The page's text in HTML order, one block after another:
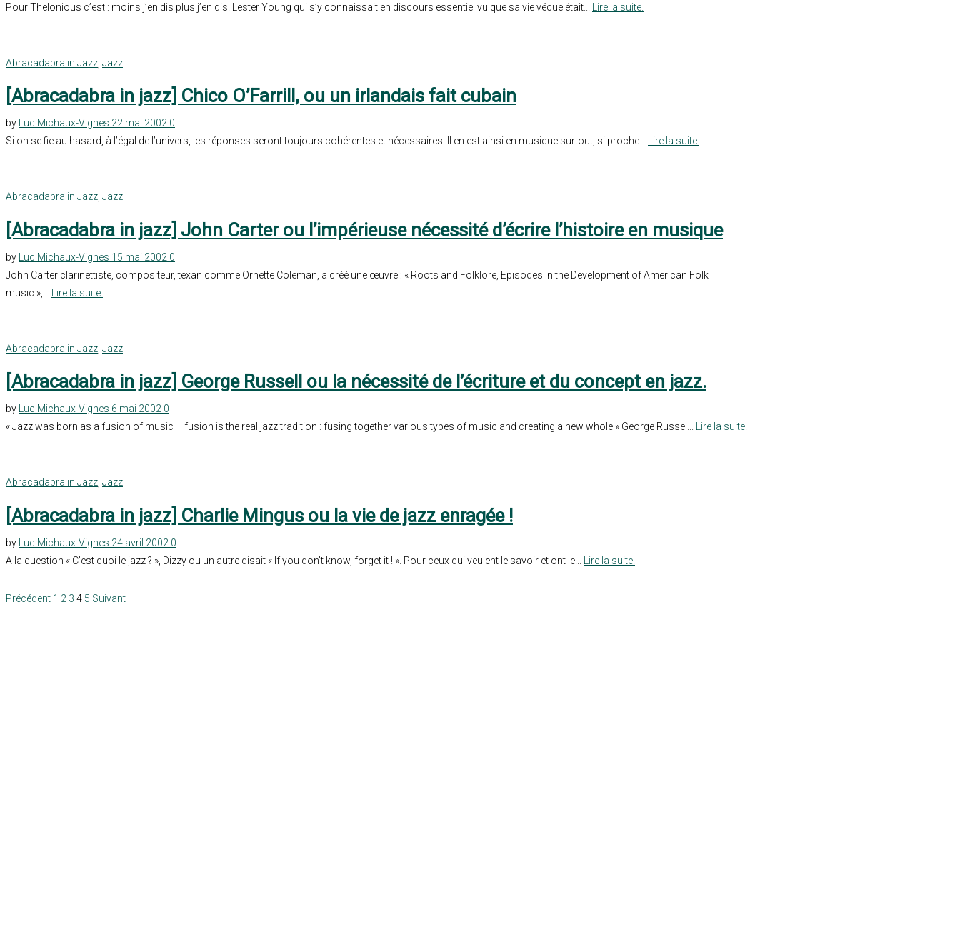
Pour Thelonious c’est : moins j’en dis plus j’en dis. Lester Young qui s’y connaissait en discours essentiel vu que sa vie vécue était...
Lire la suite.
Abracadabra in Jazz Jazz
[Abracadabra in jazz] Chico O’Farrill, ou un irlandais fait cubain
by Luc Michaux-Vignes 22 mai 2002 0
Si on se fie au hasard, à l’égal de l’univers, les réponses seront toujours cohérentes et nécessaires. Il en est ainsi en musique surtout, si proche... Lire la suite.
Abracadabra in Jazz, Jazz
[Abracadabra in jazz] John Carter ou l’impérieuse nécessité d’écrire l’histoire en musique
by Luc Michaux-Vignes 15 mai 2002 0
John Carter clarinettiste, compositeur, texan comme Ornette Coleman, a créé une œuvre : « Roots and Folklore, Episodes in the Development of American Folk
music »,...
Lire la suite.
Abracadabra in Jazz Jazz
[Abracadabra in jazz] George Russell ou la nécessité de l’écriture et du concept en jazz.
by Luc Michaux-Vignes 6 mai 2002 0
« Jazz was born as a fusion of music – fusion is the real jazz tradition : fusing together various types of music and creating a new whole » George Russel... Lire la suite.
Abracadabra in Jazz, Jazz
[Abracadabra in jazz] Charlie Mingus ou la vie de jazz enragée !
by Luc Michaux-Vignes 24 avril 2002 0
A la question « C’est quoi le jazz ? », Dizzy ou un autre disait « If you don’t know, forget it ! ». Pour ceux qui veulent le savoir et ont le...
Lire la suite.
Précédent 1 2 3 4 5 Suivant